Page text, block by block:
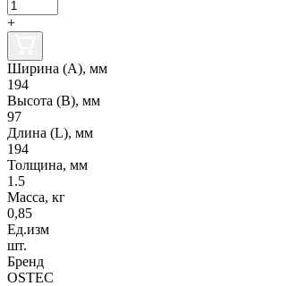
+
Ширина (А), мм
194
Высота (В), мм
97
Длина (L), мм
194
Толщина, мм
1.5
Масса, кг
0,85
Ед.изм
шт.
Бренд
OSTEC